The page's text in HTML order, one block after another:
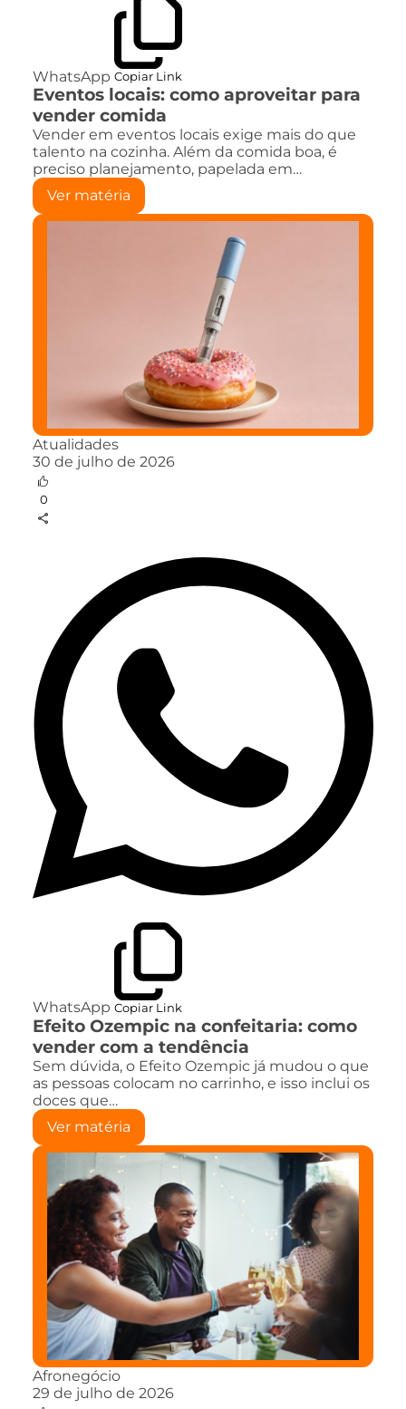
WhatsApp Copiar Link
Eventos locais: como aproveitar para
vender comida
Vender em eventos locais exige mais do que
talento na cozinha. Além da comida boa, é
preciso planejamento, papelada em…
Ver matéria
Atualidades
30 de julho de 2026
0
WhatsApp Copiar Link
Efeito Ozempic na confeitaria: como
vender com a tendência
Sem dúvida, o Efeito Ozempic já mudou o que
as pessoas colocam no carrinho, e isso inclui os
doces que…
Ver matéria
Afronegócio
29 de julho de 2026